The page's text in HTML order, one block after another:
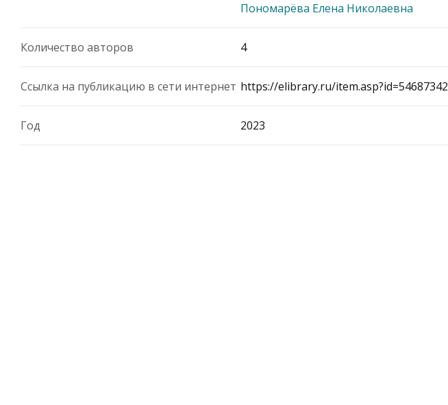
Пономарёва Елена Николаевна
Количество авторов 4
Ссылка на публикацию в сети интернет https://elibrary.ru/item.asp?id=54687342
Год 2023